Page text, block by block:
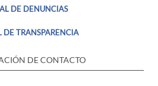
DE DENUNCIAS
DE TRANSPARENCIA
DE CONTACTO